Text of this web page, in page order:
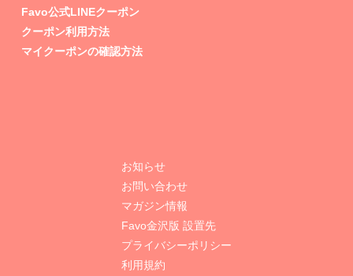
Favo公式LINEクーポン
クーポン利用方法
マイクーポンの確認方法
お知らせ
お問い合わせ
マガジン情報
Favo金沢版 設置先
プライバシーポリシー
利用規約